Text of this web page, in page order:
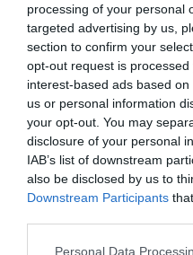
processing of your personal
targeted advertising by us,
section to confirm your
opt-out request is
interest-based ads based
us or personal information
your opt-out. You may
disclosure of your personal
IAB’s list of downstream
also be disclosed by us to
Downstream Participants
Please note that this
Personal Data
Ο